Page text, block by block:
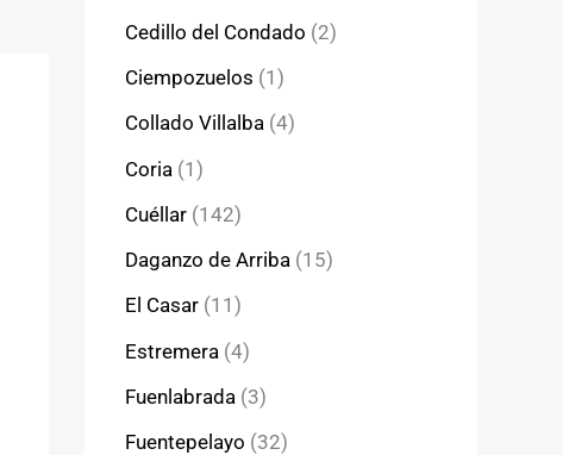
Cedillo del Condado (2)
Ciempozuelos (1)
Collado Villalba (4)
Coria (1)
Cuéllar (142)
Daganzo de Arriba (15)
El Casar (11)
Estremera (4)
Fuenlabrada (3)
Fuentepelayo (32)